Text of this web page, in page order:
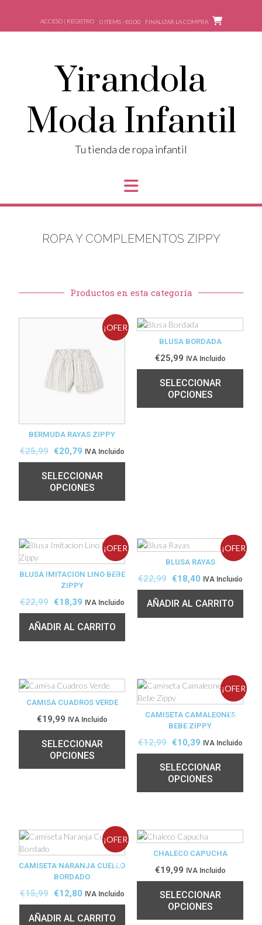
ACCESO | REGISTRO 0 ITEMS - €0,00 FINALIZAR LA COMPRA
Yirandola
Moda Infantil
Tu tienda de ropa infantil
ROPA Y COMPLEMENTOS ZIPPY
Productos en esta categoría
¡OFER
BERMUDA RAYAS ZIPPY
€25,99 €20,79 IVA Incluido
SELECCIONAR
OPCIONES
BLUSA BORDADA
€25,99 IVA Incluido
SELECCIONAR
OPCIONES
¡OFER
TA!
BLUSA IMITACION LINO BEBE
ZIPPY
€22,99 €18,39 IVA Incluido
AÑADIR AL CARRITO
¡OFER
TA!
BLUSA RAYAS
€22,99 €18,40 IVA Incluido
AÑADIR AL CARRITO
CAMISA CUADROS VERDE
€19,99 IVA Incluido
SELECCIONAR
OPCIONES
¡OFER
TA!
CAMISETA CAMALEONES
BEBE ZIPPY
€12,99 €10,39 IVA Incluido
SELECCIONAR
OPCIONES
¡OFER
TA!
CAMISETA NARANJA CUELLO
BORDADO
€15,99 €12,80 IVA Incluido
AÑADIR AL CARRITO
CHALECO CAPUCHA
€19,99 IVA Incluido
SELECCIONAR
OPCIONES